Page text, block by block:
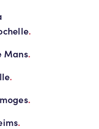
.
Mans.
.
.
.